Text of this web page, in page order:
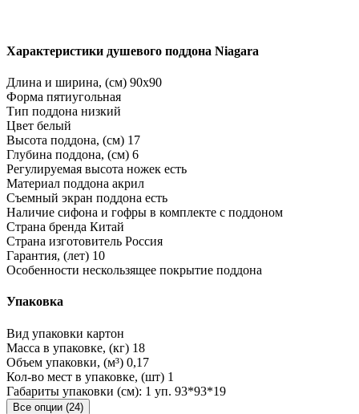
Характеристики душевого поддона Niagara
Длина и ширина, (см) 90x90
Форма пятиугольная
Тип поддона низкий
Цвет белый
Высота поддона, (см) 17
Глубина поддона, (см) 6
Регулируемая высота ножек есть
Материал поддона акрил
Съемный экран поддона есть
Наличие сифона и гофры в комплекте с поддоном
Страна бренда Китай
Страна изготовитель Россия
Гарантия, (лет) 10
Особенности нескользящее покрытие поддона
Упаковка
Вид упаковки картон
Масса в упаковке, (кг) 18
Объем упаковки, (м³) 0,17
Кол-во мест в упаковке, (шт) 1
Габариты упаковки (см): 1 уп. 93*93*19
Все опции (24)